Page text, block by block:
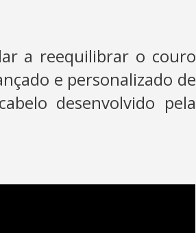
a reequilibrar o couro
e personalizado de
desenvolvido pela